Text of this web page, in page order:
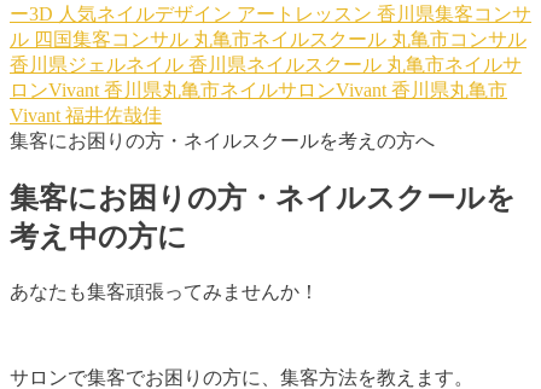
ー3D 人気ネイルデザイン アートレッスン 香川県集客コンサ
ル 四国集客コンサル 丸亀市ネイルスクール 丸亀市コンサル
香川県ジェルネイル 香川県ネイルスクール 丸亀市ネイルサ
ロンVivant 香川県丸亀市ネイルサロンVivant 香川県丸亀市
Vivant 福井佐哉佳
集客にお困りの方・ネイルスクールを考えの方へ
集客にお困りの方・ネイルスクールを
考え中の方に
あなたも集客頑張ってみませんか！
サロンで集客でお困りの方に、集客方法を教えます。